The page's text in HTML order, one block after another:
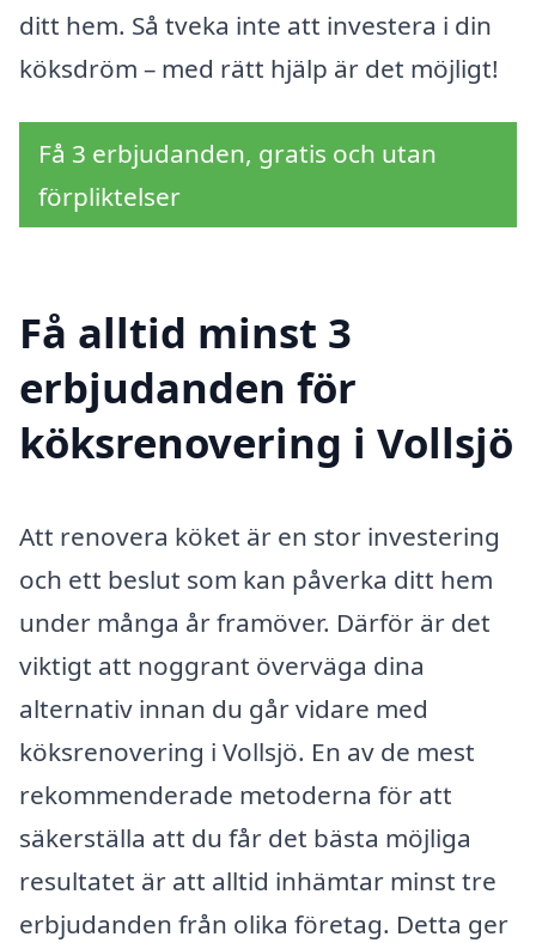
ditt hem. Så tveka inte att investera i din
köksdröm – med rätt hjälp är det möjligt!
Få 3 erbjudanden, gratis och utan
förpliktelser
Få alltid minst 3
erbjudanden för
köksrenovering i Vollsjö
Att renovera köket är en stor investering
och ett beslut som kan påverka ditt hem
under många år framöver. Därför är det
viktigt att noggrant överväga dina
alternativ innan du går vidare med
köksrenovering i Vollsjö. En av de mest
rekommenderade metoderna för att
säkerställa att du får det bästa möjliga
resultatet är att alltid inhämtar minst tre
erbjudanden från olika företag. Detta ger